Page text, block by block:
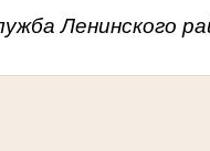
Ленинского